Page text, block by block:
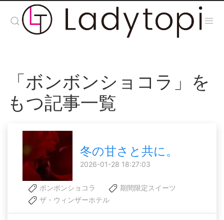
「ボンボンショコラ」を
もつ記事一覧
冬の甘さと共に。
2026-01-28 18:27:03
ボンボンショコラ
期間限定スイーツ
ザ・ウィンザーホテル